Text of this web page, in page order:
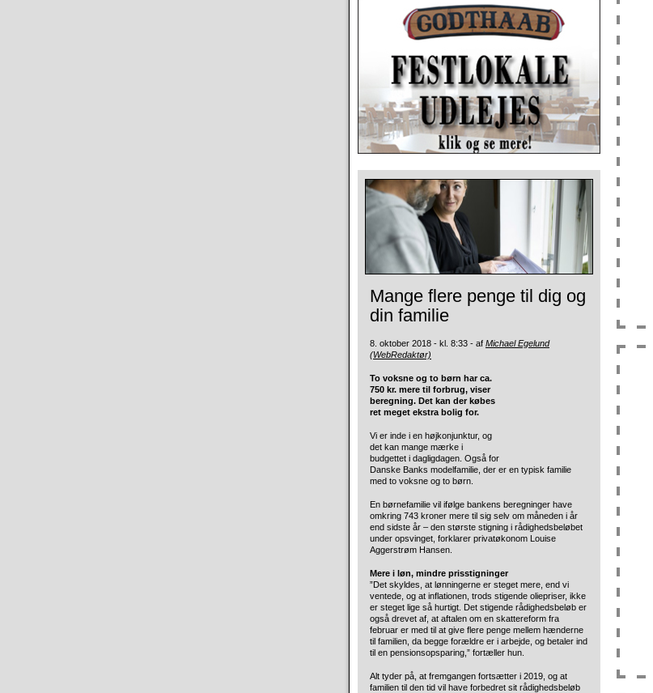
Mange flere penge til dig og
din familie
8. oktober 2018 - kl. 8:33 - af Michael Egelund
(WebRedaktør)
To voksne og to børn har ca.
750 kr. mere til forbrug, viser
beregning. Det kan der købes
ret meget ekstra bolig for.
Vi er inde i en højkonjunktur, og
det kan mange mærke i
budgettet i dagligdagen. Også for
Danske Banks modelfamilie, der er en typisk familie
med to voksne og to børn.
En børnefamilie vil ifølge bankens beregninger have
omkring 743 kroner mere til sig selv om måneden i år
end sidste år – den største stigning i rådighedsbeløbet
under opsvinget, forklarer privatøkonom Louise
Aggerstrøm Hansen.
Mere i løn, mindre prisstigninger
”Det skyldes, at lønningerne er steget mere, end vi
ventede, og at inflationen, trods stigende oliepriser, ikke
er steget lige så hurtigt. Det stigende rådighedsbeløb er
også drevet af, at aftalen om en skattereform fra
februar er med til at give flere penge mellem hænderne
til familien, da begge forældre er i arbejde, og betaler ind
til en pensionsopsparing,” fortæller hun.
Alt tyder på, at fremgangen fortsætter i 2019, og at
familien til den tid vil have forbedret sit rådighedsbeløb